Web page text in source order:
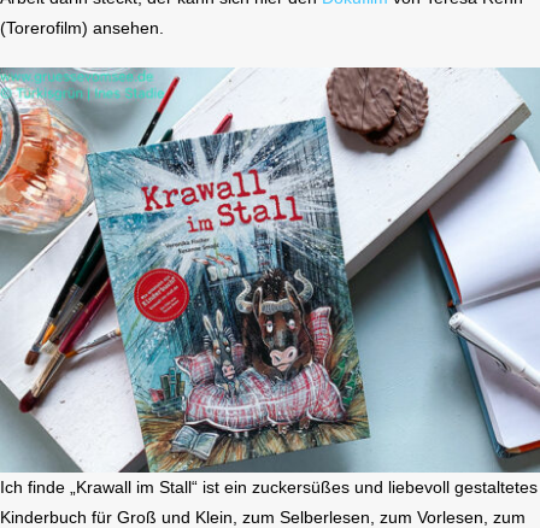
(Torerofilm) ansehen.
Ich finde „Krawall im Stall“ ist ein zuckersüßes und liebevoll gestaltetes
Kinderbuch für Groß und Klein, zum Selberlesen, zum Vorlesen, zum